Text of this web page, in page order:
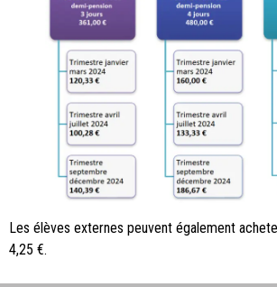
Les élèves externes peuvent également
4,25 €.